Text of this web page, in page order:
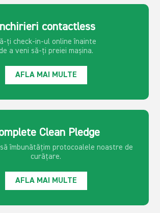
Inchirieri contactless
ți check-in-ul online înainte
a veni să-ți preiei mașina.
AFLA MAI MULTE
Clean Pledge
să îmbunătățim protocoalele noastre de
curățare.
AFLA MAI MULTE